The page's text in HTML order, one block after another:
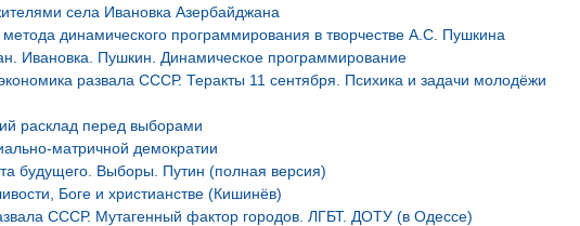
села Ивановка Азербайджана
динамического программирования в творчестве А.С. Пушкина
Ивановка. Пушкин. Динамическое программирование
развала СССР. Теракты 11 сентября. Психика и задачи молодёжи
расклад перед выборами
матричной демократии
будущего. Выборы. Путин (полная версия)
Боге и христианстве (Кишинёв)
СССР. Мутагенный фактор городов. ЛГБТ. ДОТУ (в Одессе)